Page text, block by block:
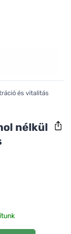
és vitalitás
nélkül